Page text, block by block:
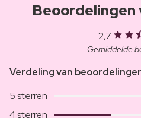
Beoordelingen
2,7
Gemiddelde
Verdeling van
5 sterren
4 sterren